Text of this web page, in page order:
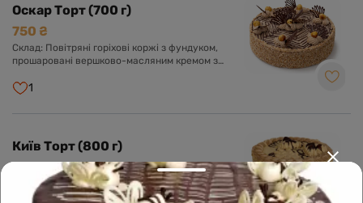
Оскар Торт (700 г)
750 ₴
Склад: Повітряні горіхові коржі з фундуком,
прошаровані вершково-масляним кремом з
Оформлений кремом, шоколадною глазур'ю та
1
Київ Торт (800 г)
650 ₴
Склад: Повітряні коржі з арахісу, прошаровані
вершково-масляним кремом в поєднанні зі